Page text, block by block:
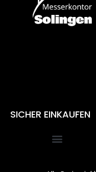
SICHER EINKAUFEN